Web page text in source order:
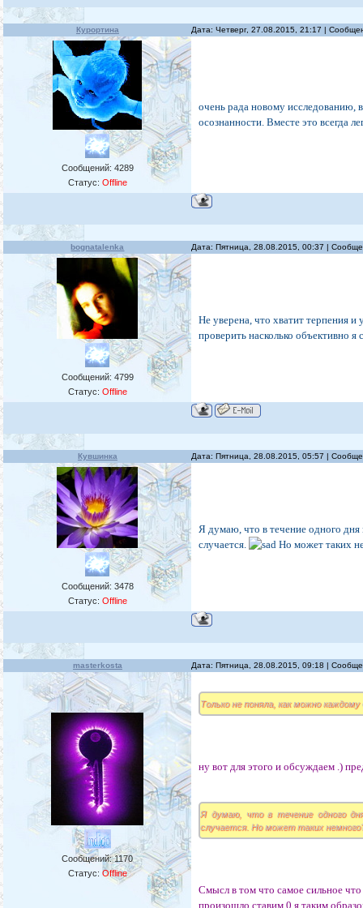
Курортина Дата: Четверг, 27.08.2015, 21:17 |
Сообщений: 4289
Статус: Offline
очень рада новому исследованию,
осознанности. Вместе это всегда
bognatalenka Дата: Пятница, 28.08.2015, 00:37 |
Сообщений: 4799
Статус: Offline
Не уверена, что хватит терпения и
проверить насколько объективно я
Кувшинка Дата: Пятница, 28.08.2015, 05:57 |
Сообщений: 3478
Статус: Offline
Я думаю, что в течение одного
случается.
Но может таких
masterkosta Дата: Пятница, 28.08.2015, 09:18 |
Сообщений:1170
Статус: Offline
Только не поняла, как можно
ну вот для этого и обсуждаем .)
Я думаю, что в течение одного
случается. Но может таких
Смысл в том что самое сильное
произошло ставим 0 я таким